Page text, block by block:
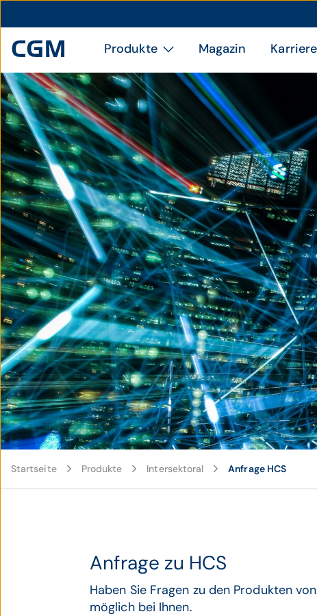
Produkte Magazin Karriere
Startseite
Produkte Intersektoral Anfrage HCS
Anfrage zu HCS
Haben Sie Fragen zu den Produkten
möglich bei Ihnen.